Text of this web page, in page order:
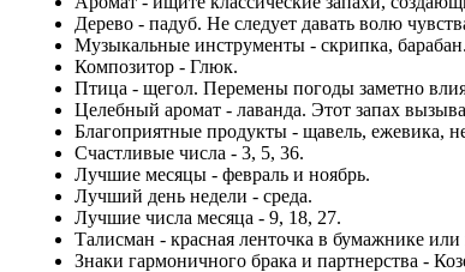
Дерево - падуб. Не следует давать волю
Музыкальные инструменты - скрипка, барабан.
Композитор - Глюк.
Птица - щегол. Перемены погоды заметно
Целебный аромат - лаванда. Этот запах
Благоприятные продукты - щавель, ежевика,
Счастливые числа - 3, 5, 36.
Лучшие месяцы - февраль и ноябрь.
Лучший день недели - среда.
Лучшие числа месяца - 9, 18, 27.
Талисман - красная ленточка в бумажнике
Знаки гармоничного брака и партнерства -